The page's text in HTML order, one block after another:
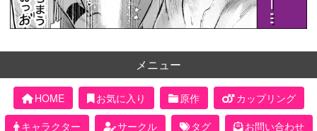
メニュー
HOME お気に入り 原作
カップリング
キャラクター
サークル タグ お問い合わせ